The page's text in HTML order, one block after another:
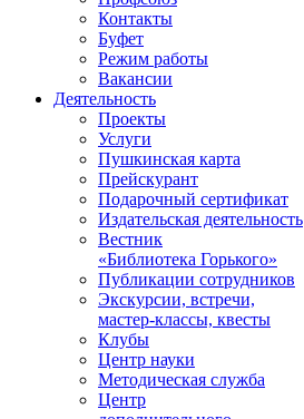
Контакты
Буфет
Режим работы
Вакансии
Деятельность
Проекты
Услуги
Пушкинская карта
Прейскурант
Подарочный сертификат
Издательская деятельность
Вестник
«Библиотека Горького»
Публикации сотрудников
Экскурсии, встречи,
мастер-классы, квесты
Клубы
Центр науки
Методическая служба
Центр